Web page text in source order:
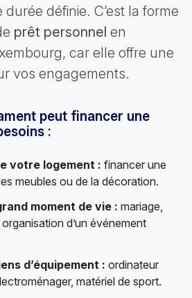
définie. C’est la forme
prêt personnel en
car elle offre une
vos engagements.
peut financer une
:
votre logement : financer une
meubles ou de la décoration.
moment de vie : mariage,
d’un événement
d’équipement : ordinateur
matériel de sport.